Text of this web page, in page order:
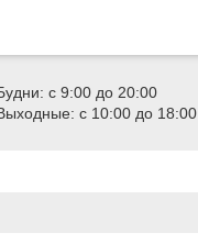
с 9:00 до 20:00
с 10:00 до 18:00